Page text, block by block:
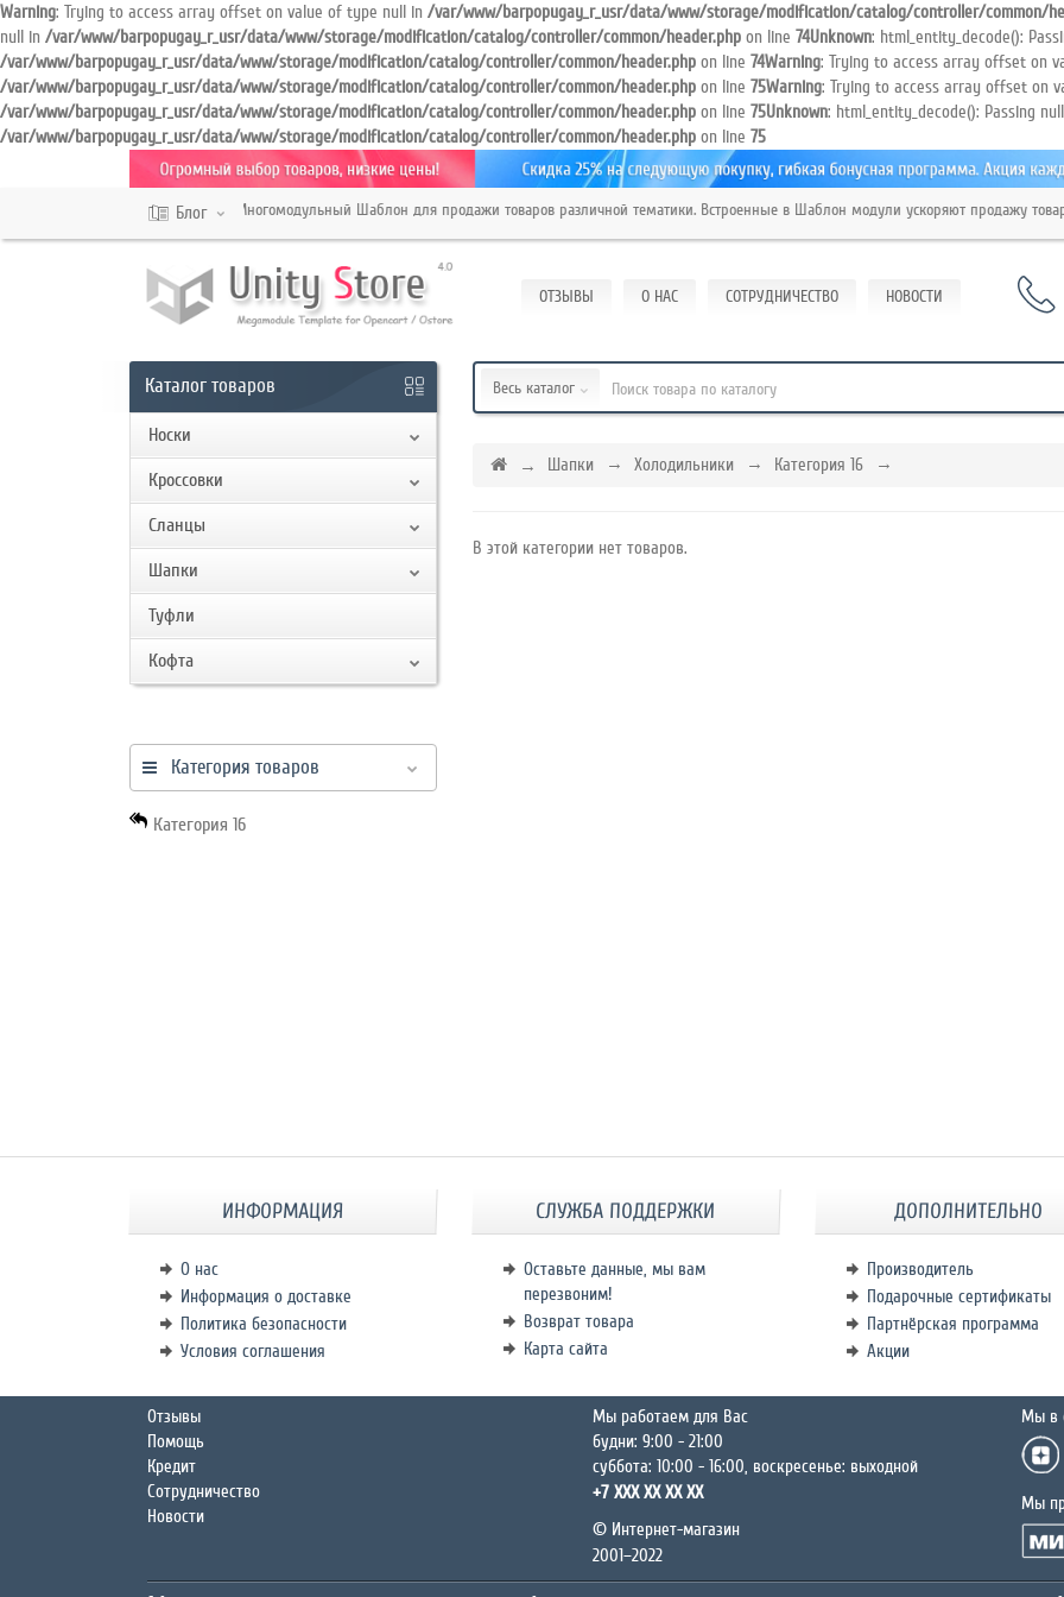
Warning: Trying to access array offset on value of type null in /var/www/barpopugay_r_usr/data/www/storage/modification/catalog/controller/common/
null in /var/www/barpopugay_r_usr/data/www/storage/modification/catalog/controller/common/header.php on line 74Unknown: html_entity_decode():
/var/www/barpopugay_r_usr/data/www/storage/modification/catalog/controller/common/header.php on line 74Warning: Trying to access array offset on
/var/www/barpopugay_r_usr/data/www/storage/modification/catalog/controller/common/header.php on line 75Warning: Trying to access array offset on
/var/www/barpopugay_r_usr/data/www/storage/modification/catalog/controller/common/header.php on line 75Unknown: html_entity_decode(): Passing
/var/www/barpopugay_r_usr/data/www/storage/modification/catalog/controller/common/header.php on line 75
Кабинет
Блог
Универсальный Многомодульный Шаблон для продажи товаров различной тематики. Встроенные в Шаблон модули ускоряют продажу товаров
ОТЗЫВЫ О НАС СОТРУДНИЧЕСТВО НОВОСТИ
Каталогтоваров
Носки
Кроссовки
Сланцы
Шапки
Туфли
Кофта
Весь каталог
Категория товаров
Категория 16
Шапки Холодильники Категория 16
В этой категории нет товаров.
ИНФОРМАЦИЯ
О нас
Информация о доставке
Политика безопасности
Условия соглашения
СЛУЖБА ПОДДЕРЖКИ
Оставьте данные, мы вам
перезвоним!
Возврат товара
Карта сайта
ДОПОЛНИТЕЛЬНО
Производитель
Подарочные сертификаты
Партнёрская программа
Акции
Отзывы
Помощь
Кредит
Сотрудничество
Новости
Мы работаем для Вас
будни: 9:00 - 21:00
суббота: 10:00 - 16:00, воскресенье: выходной
+7 XXX XX XX XX
© Интернет-магазин
2001–2022
Мы в
Мы